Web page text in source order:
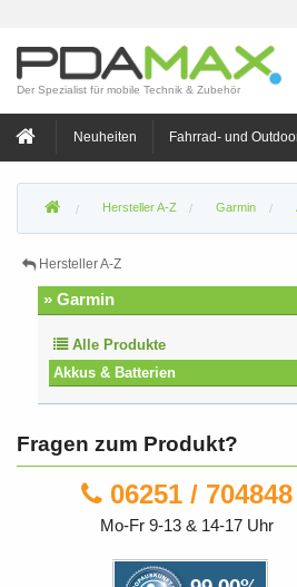
Der Spezialist für mobile Technik & Zubehör
Neuheiten Fahrrad- und
Hersteller A-Z Garmin
Hersteller A-Z
» Garmin
Alle Produkte
Akkus & Batterien
Fragen zum Produkt?
06251 / 704848
Mo-Fr 9-13 & 14-17 Uhr